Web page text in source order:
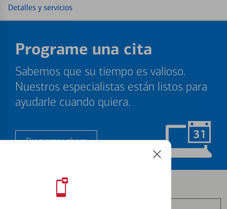
Detalles y servicios
Programe una cita
Sabemos que su tiempo es valioso.
Nuestros especialistas están listos para
ayudarle cuando quiera.
Programar ahora
Los productos de inversión y seguros: